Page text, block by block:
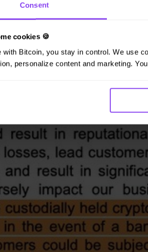
Consent
cookies 🍪
with Bitcoin, you stay in control. We use
personalize content and marketing.